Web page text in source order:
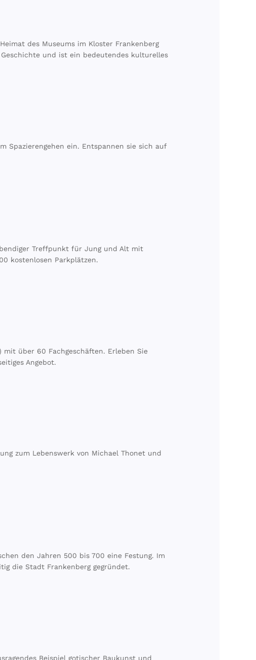
des Museums im Kloster Frankenberg
und ist ein bedeutendes kulturelles
Spazierengehen ein. Entspannen sie sich auf
Treffpunkt für Jung und Alt mit
kostenlosen Parkplätzen.
mit über 60 Fachgeschäften. Erleben Sie
Angebot.
zum Lebenswerk von Michael Thonet und
den Jahren 500 bis 700 eine Festung. Im
die Stadt Frankenberg gegründet.
Beispiel gotischer Baukunst und